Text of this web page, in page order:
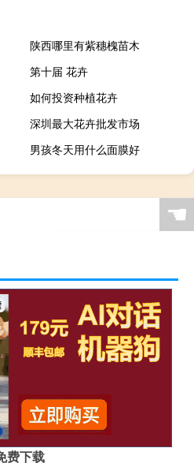
陕西哪里有紫穗槐苗木
第十届 花卉
如何投资种植花卉
深圳最大花卉批发市场
男孩冬天用什么面膜好
☚
费下载